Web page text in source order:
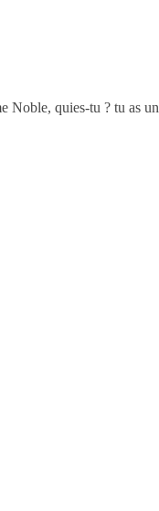
Noble, quies-tu ? tu as